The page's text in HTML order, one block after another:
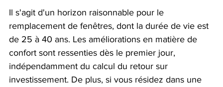
Il s'agit d'un horizon raisonnable pour le
remplacement de fenêtres, dont la durée de vie est
de 25 à 40 ans. Les améliorations en matière de
confort sont ressenties dès le premier jour,
indépendamment du calcul du retour sur
investissement. De plus, si vous résidez dans une